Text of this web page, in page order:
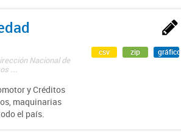
Nacional de
...
y Créditos
maquinarias
el país.
csv zip gráfico